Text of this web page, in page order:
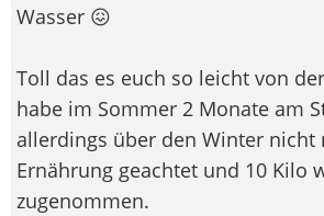
Wasser 😖
Toll das es euch so leicht von
habe im Sommer 2 Monate am
allerdings über den Winter nicht
Ernährung geachtet und 10 Kilo
zugenommen.